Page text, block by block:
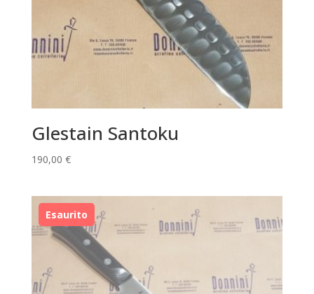
Glestain Santoku
190,00 €